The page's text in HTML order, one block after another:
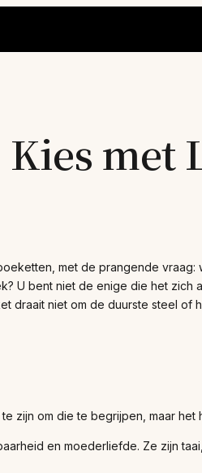
met
met de prangende
U bent niet de enige die het zich
draait niet om de duurste steel
zijn om die te begrijpen, maar het
en moederliefde. Ze zijn